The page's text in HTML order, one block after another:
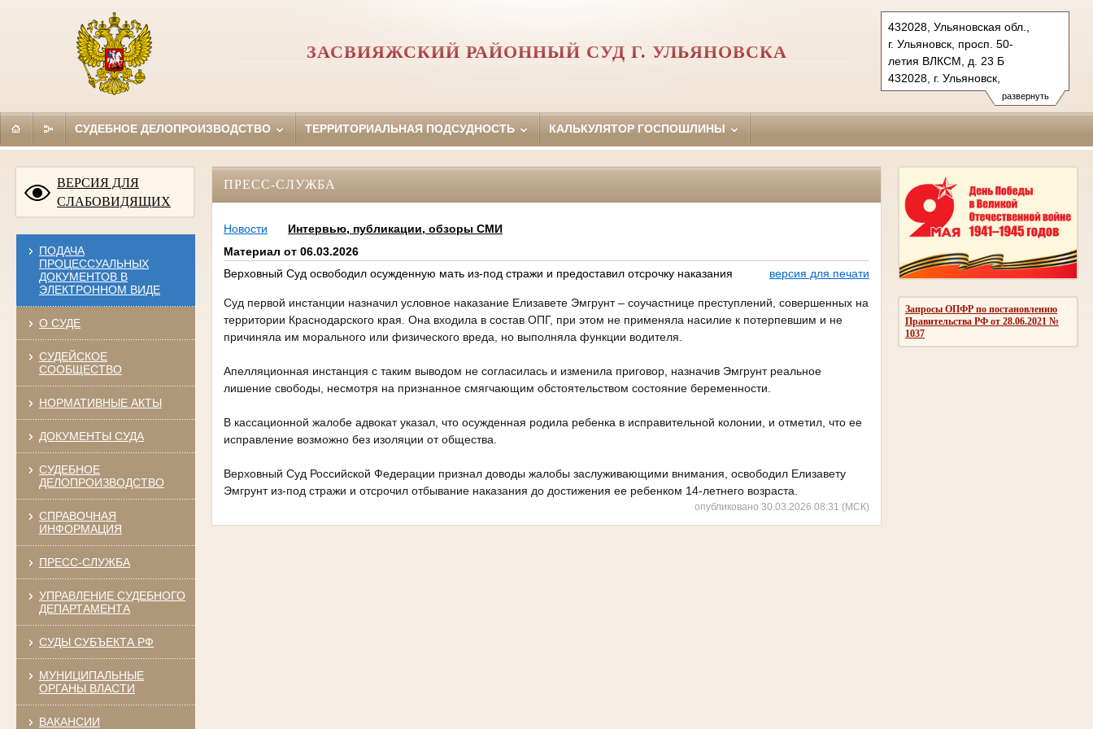
развернуть
432028, Ульяновская обл.,
г. Ульяновск, просп. 50-
летия ВЛКСМ, д. 23 Б
432028, г. Ульяновск,
проезд Полбина, д. 18
Тел.: (8422) 45-28-76 (прием.),
zasvijajskiy.uln@sudrf.ru
ЗАСВИЯЖСКИЙ РАЙОННЫЙ СУД Г. УЛЬЯНОВСКА
СУДЕБНОЕ ДЕЛОПРОИЗВОДСТВО ТЕРРИТОРИАЛЬНАЯ ПОДСУДНОСТЬ КАЛЬКУЛЯТОР ГОСПОШЛИНЫ
ВЕРСИЯ ДЛЯ
СЛАБОВИДЯЩИХ
ПОДАЧА
ПРОЦЕССУАЛЬНЫХ
ДОКУМЕНТОВ В
ЭЛЕКТРОННОМ ВИДЕ
О СУДЕ
СУДЕЙСКОЕ
СООБЩЕСТВО
НОРМАТИВНЫЕ АКТЫ
ДОКУМЕНТЫ СУДА
СУДЕБНОЕ
ДЕЛОПРОИЗВОДСТВО
СПРАВОЧНАЯ
ИНФОРМАЦИЯ
ПРЕСС-СЛУЖБА
УПРАВЛЕНИЕ СУДЕБНОГО
ДЕПАРТАМЕНТА
СУДЫ СУБЪЕКТА РФ
МУНИЦИПАЛЬНЫЕ
ОРГАНЫ ВЛАСТИ
ВАКАНСИИ
Запросы ОПФР по постановлению
Правительства РФ от 28.06.2021 №
1037
ПРЕСС-СЛУЖБА
Новости
Интервью, публикации, обзоры СМИ
Материал от 06.03.2026
Верховный Суд освободил осужденную мать из-под стражи и предоставил отсрочку наказания
версия для печати
Суд первой инстанции назначил условное наказание Елизавете Эмгрунт – соучастнице преступлений, совершенных на
территории Краснодарского края. Она входила в состав ОПГ, при этом не применяла насилие к потерпевшим и не
причиняла им морального или физического вреда, но выполняла функции водителя.
Апелляционная инстанция с таким выводом не согласилась и изменила приговор, назначив Эмгрунт реальное
лишение свободы, несмотря на признанное смягчающим обстоятельством состояние беременности.
В кассационной жалобе адвокат указал, что осужденная родила ребенка в исправительной колонии, и отметил, что ее
исправление возможно без изоляции от общества.
Верховный Суд Российской Федерации признал доводы жалобы заслуживающими внимания, освободил Елизавету
Эмгрунт из-под стражи и отсрочил отбывание наказания до достижения ее ребенком 14-летнего возраста.
опубликовано 30.03.2026 08:31 (МСК)